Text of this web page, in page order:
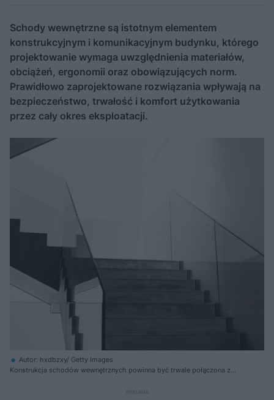
Schody wewnętrzne są istotnym elementem
konstrukcyjnym i komunikacyjnym budynku, którego
projektowanie wymaga uwzględnienia materiałów,
obciążeń, ergonomii oraz obowiązujących norm.
Prawidłowo zaprojektowane rozwiązania wpływają na
bezpieczeństwo, trwałość i komfort użytkowania
przez cały okres eksploatacji.
Autor: hxdbzxy/ Getty Images
Konstrukcja schodów wewnętrznych powinna być trwale połączona z
obciążeń i ograniczenie przemieszczeń eksploatacyjnych